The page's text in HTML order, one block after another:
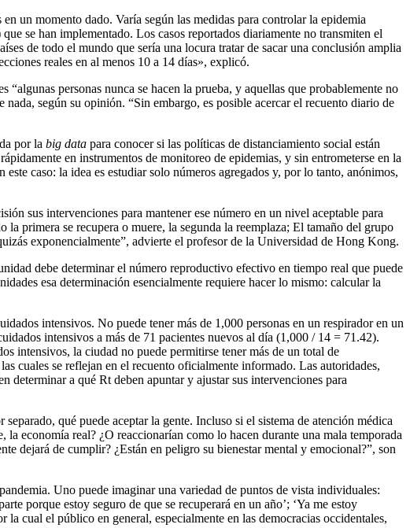
un momento dado. Varía según las medidas para controlar la epidemia
se han implementado. Los casos reportados diariamente no transmiten el
de todo el mundo que sería una locura tratar de sacar una conclusión amplia
reales en al menos 10 a 14 días», explicó.
personas nunca se hacen la prueba, y aquellas que probablemente no
según su opinión. “Sin embargo, es posible acercar el recuento diario de
por la big data para conocer si las políticas de distanciamiento social están
en instrumentos de monitoreo de epidemias, y sin entrometerse en la
caso: la idea es estudiar solo números agregados y, por lo tanto, anónimos,
sus intervenciones para mantener ese número en un nivel aceptable para
primera se recupera o muere, la segunda la reemplaza; El tamaño del grupo
exponencialmente”, advierte el profesor de la Universidad de Hong Kong.
debe determinar el número reproductivo efectivo en tiempo real que puede
esa determinación esencialmente requiere hacer lo mismo: calcular la
intensivos. No puede tener más de 1,000 personas en un respirador en un
intensivos a más de 71 pacientes nuevos al día (1,000 / 14 = 71.42).
intensivos, la ciudad no puede permitirse tener más de un total de
cuales se reflejan en el recuento oficialmente informado. Las autoridades,
determinar a qué Rt deben apuntar y ajustar sus intervenciones para
qué puede aceptar la gente. Incluso si el sistema de atención médica
economía real? ¿O reaccionarían como lo hacen durante una mala temporada
dejará de cumplir? ¿Están en peligro su bienestar mental y emocional?”, son
Uno puede imaginar una variedad de puntos de vista individuales:
porque estoy seguro de que se recuperará en un año’; ‘Ya me estoy
cual el público en general, especialmente en las democracias occidentales,